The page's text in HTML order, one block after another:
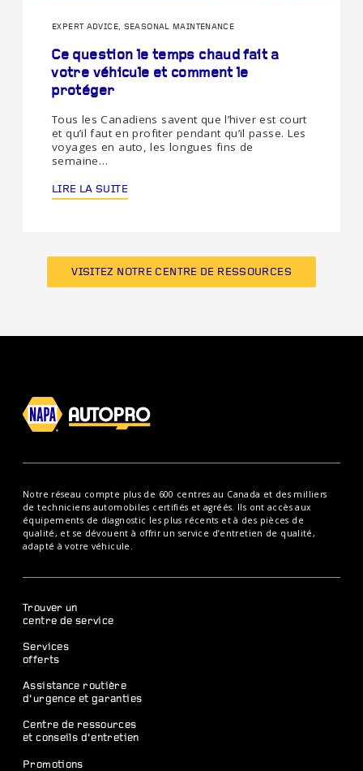
EXPERT ADVICE, SEASONAL MAINTENANCE
Ce question le temps chaud fait a
votre véhicule et comment le
protéger
Tous les Canadiens savent que l’hiver est court
et qu’il faut en profiter pendant qu’il passe. Les
voyages en auto, les longues fins de
semaine…
LIRE LA SUITE
VISITEZ NOTRE CENTRE DE RESSOURCES
Notre réseau compte plus de 600 centres au Canada et des milliers
de techniciens automobiles certifiés et agréés. Ils ont accès aux
équipements de diagnostic les plus récents et à des pièces de
qualité, et se dévouent à offrir un service d’entretien de qualité,
adapté à votre véhicule.
Trouver un
centre de service
Services
offerts
Assistance routière
d’urgence et garanties
Centre de ressources
et conseils d’entretien
Promotions